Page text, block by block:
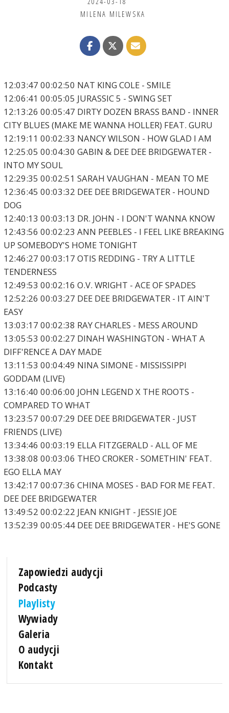
MILENA MILEWSKA
12:03:47 00:02:50 NAT KING COLE - SMILE
12:06:41 00:05:05 JURASSIC 5 - SWING SET
12:13:26 00:05:47 DIRTY DOZEN BRASS BAND - INNER
CITY BLUES (MAKE ME WANNA HOLLER) FEAT. GURU
12:19:11 00:02:33 NANCY WILSON - HOW GLAD I AM
12:25:05 00:04:30 GABIN & DEE DEE BRIDGEWATER -
INTO MY SOUL
12:29:35 00:02:51 SARAH VAUGHAN - MEAN TO ME
12:36:45 00:03:32 DEE DEE BRIDGEWATER - HOUND
DOG
12:40:13 00:03:13 DR. JOHN - I DON'T WANNA KNOW
12:43:56 00:02:23 ANN PEEBLES - I FEEL LIKE BREAKING
UP SOMEBODY'S HOME TONIGHT
12:46:27 00:03:17 OTIS REDDING - TRY A LITTLE
TENDERNESS
12:49:53 00:02:16 O.V. WRIGHT - ACE OF SPADES
12:52:26 00:03:27 DEE DEE BRIDGEWATER - IT AIN'T
EASY
13:03:17 00:02:38 RAY CHARLES - MESS AROUND
13:05:53 00:02:27 DINAH WASHINGTON - WHAT A
DIFF'RENCE A DAY MADE
13:11:53 00:04:49 NINA SIMONE - MISSISSIPPI
GODDAM (LIVE)
13:16:40 00:06:00 JOHN LEGEND X THE ROOTS -
COMPARED TO WHAT
13:23:57 00:07:29 DEE DEE BRIDGEWATER - JUST
FRIENDS (LIVE)
13:34:46 00:03:19 ELLA FITZGERALD - ALL OF ME
13:38:08 00:03:06 THEO CROKER - SOMETHIN' FEAT.
EGO ELLA MAY
13:42:17 00:07:36 CHINA MOSES - BAD FOR ME FEAT.
DEE DEE BRIDGEWATER
13:49:52 00:02:22 JEAN KNIGHT - JESSIE JOE
13:52:39 00:05:44 DEE DEE BRIDGEWATER - HE'S GONE
Zapowiedzi audycji
Podcasty
Playlisty
Wywiady
Galeria
O audycji
Kontakt